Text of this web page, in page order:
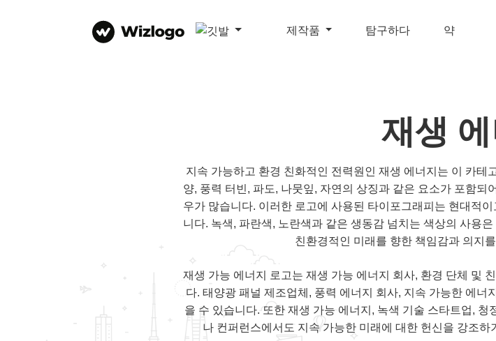
제작품 탐구하다 약
재생
지속 가능하고 환경 친화적인 전력원인 재생 에너지는 이 카테
양, 풍력 터빈, 파도, 나뭇잎, 자연의 상징과 같은 요소가 포함
우가 많습니다. 이러한 로고에 사용된 타이포그래피는 현대적
니다. 녹색, 파란색, 노란색과 같은 생동감 넘치는 색상의 사용
친환경적인 미래를 향한 책임감과 의지
재생 가능 에너지 로고는 재생 가능 에너지 회사, 환경 단체 및
다. 태양광 패널 제조업체, 풍력 에너지 회사, 지속 가능한 에
을 수 있습니다. 또한 재생 가능 에너지, 녹색 기술 스타트업,
나 컨퍼런스에서도 지속 가능한 미래에 대한 헌신을 강조